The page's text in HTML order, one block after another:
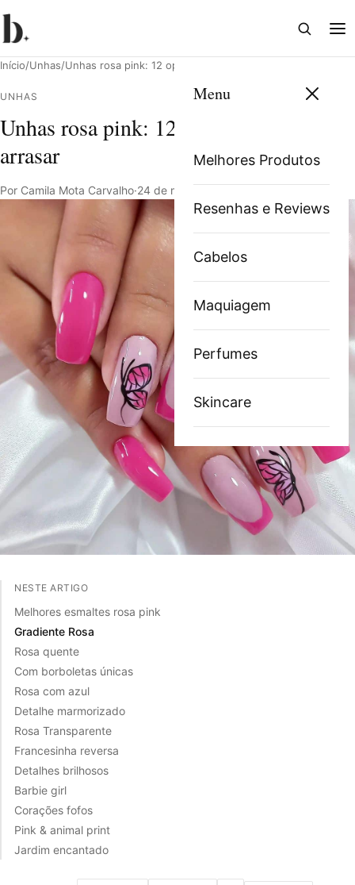
Abrir
Menu
Melhores Produtos
Resenhas e Reviews
Cabelos
Maquiagem
Perfumes
Skincare
Início/Unhas/Unhas rosa pink: 12 opções para você arrasar
UNHAS
Unhas rosa pink: 12 opções para você
arrasar
Por Camila Mota Carvalho·24 de março de 2022
NESTE ARTIGO
Melhores esmaltes rosa pink
Gradiente Rosa
Rosa quente
Com borboletas únicas
Rosa com azul
Detalhe marmorizado
Rosa Transparente
Francesinha reversa
Detalhes brilhosos
Barbie girl
Corações fofos
Pink & animal print
Jardim encantado